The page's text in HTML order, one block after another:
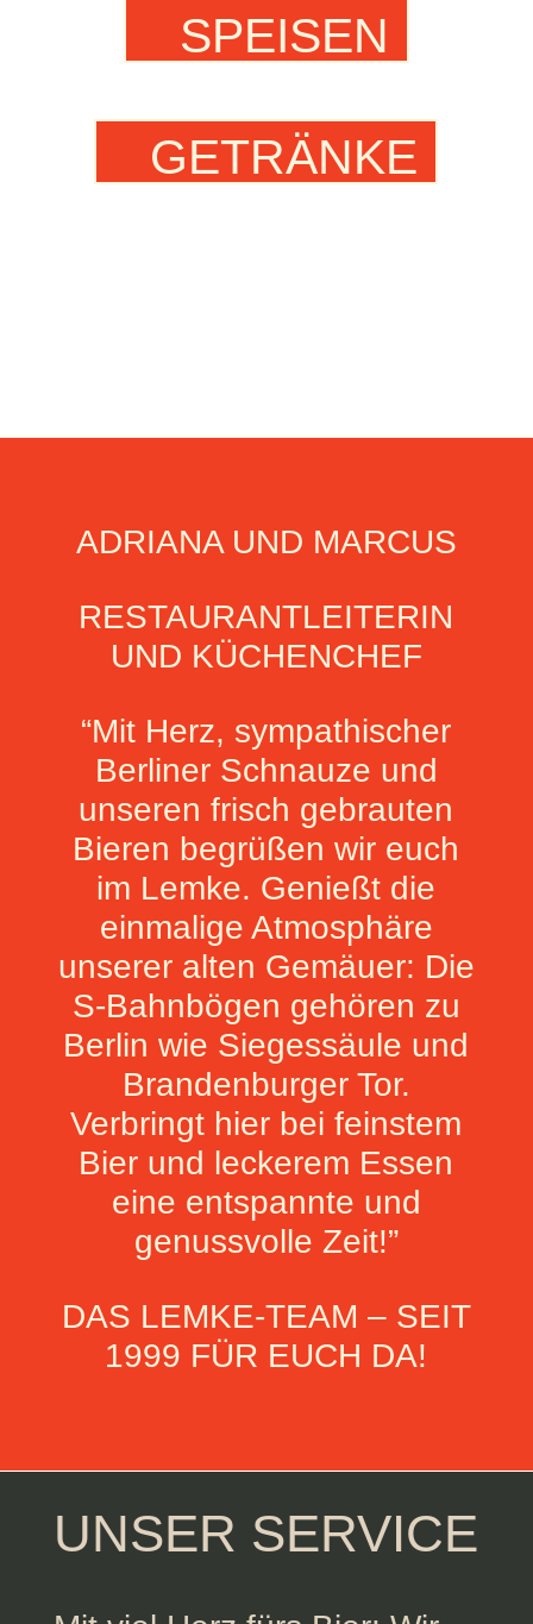
SPEISEN
GETRÄNKE
ADRIANA UND MARCUS
RESTAURANTLEITERIN
UND KÜCHENCHEF
“Mit Herz, sympathischer
Berliner Schnauze und
unseren frisch gebrauten
Bieren begrüßen wir euch
im Lemke. Genießt die
einmalige Atmosphäre
unserer alten Gemäuer: Die
S-Bahnbögen gehören zu
Berlin wie Siegessäule und
Brandenburger Tor.
Verbringt hier bei feinstem
Bier und leckerem Essen
eine entspannte und
genussvolle Zeit!”
DAS LEMKE-TEAM – SEIT
1999 FÜR EUCH DA!
UNSER SERVICE